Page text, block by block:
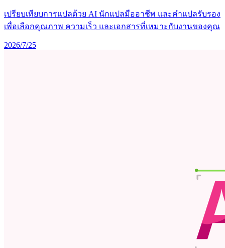
เปรียบเทียบการแปลด้วย AI นักแปลมืออาชีพ และคำแปลรับรอง
เพื่อเลือกคุณภาพ ความเร็ว และเอกสารที่เหมาะกับงานของคุณ
2026/7/25